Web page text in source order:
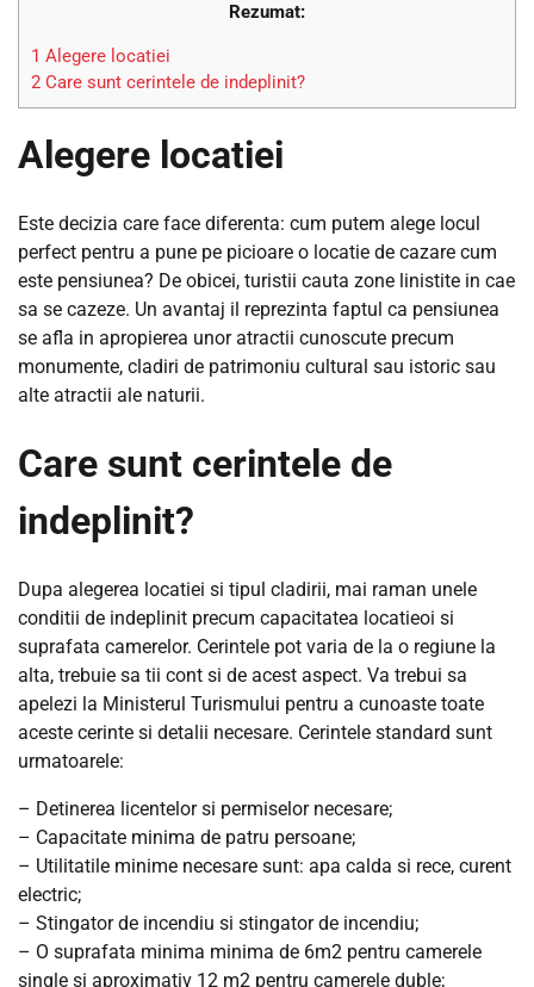
Rezumat:
1 Alegere locatiei
2 Care sunt cerintele de indeplinit?
Alegere locatiei
Este decizia care face diferenta: cum putem alege locul
perfect pentru a pune pe picioare o locatie de cazare cum
este pensiunea? De obicei, turistii cauta zone linistite in cae
sa se cazeze. Un avantaj il reprezinta faptul ca pensiunea
se afla in apropierea unor atractii cunoscute precum
monumente, cladiri de patrimoniu cultural sau istoric sau
alte atractii ale naturii.
Care sunt cerintele de
indeplinit?
Dupa alegerea locatiei si tipul cladirii, mai raman unele
conditii de indeplinit precum capacitatea locatieoi si
suprafata camerelor. Cerintele pot varia de la o regiune la
alta, trebuie sa tii cont si de acest aspect. Va trebui sa
apelezi la Ministerul Turismului pentru a cunoaste toate
aceste cerinte si detalii necesare. Cerintele standard sunt
urmatoarele:
– Detinerea licentelor si permiselor necesare;
– Capacitate minima de patru persoane;
– Utilitatile minime necesare sunt: apa calda si rece, curent
electric;
– Stingator de incendiu si stingator de incendiu;
– O suprafata minima minima de 6m2 pentru camerele
single si aproximativ 12 m2 pentru camerele duble;